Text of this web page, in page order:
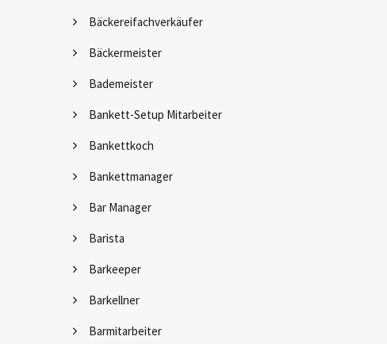
Bäckereifachverkäufer
Bäckermeister
Bademeister
Bankett-Setup Mitarbeiter
Bankettkoch
Bankettmanager
Bar Manager
Barista
Barkeeper
Barkellner
Barmitarbeiter